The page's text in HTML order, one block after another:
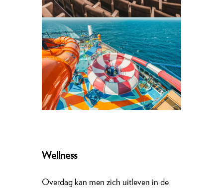
Wellness
Overdag kan men zich uitleven in de